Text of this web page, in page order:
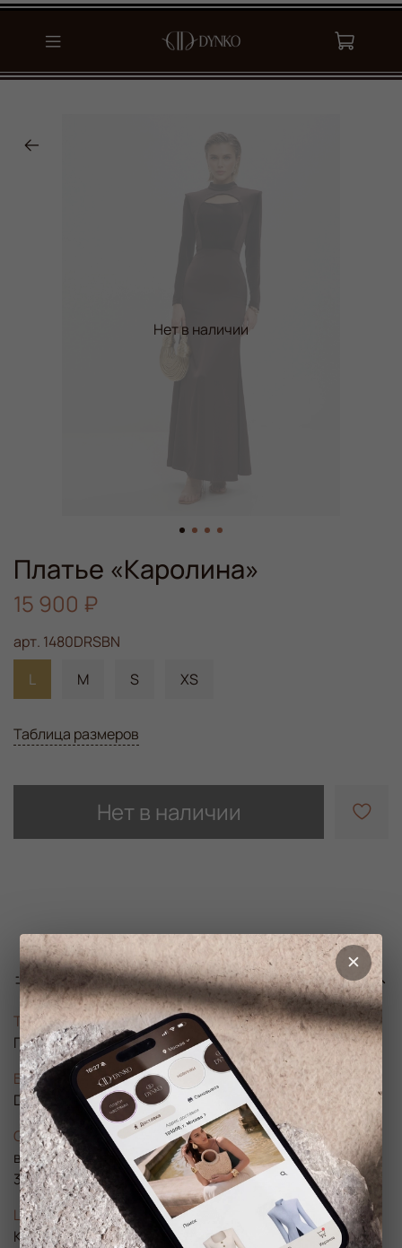
Нет в наличии
арт. 1480DRSBN
Платье «Каролина»
15 900 ₽
Таблица размеров
Нет в наличии
L М S XS
Характеристики
Тип товара
Платье
Бренд
DYNKO
Состав
верх — 85% хлопок, 15% эластан; низ — 70% полиэстер,
30% шёлк
Цвет
Коричневый